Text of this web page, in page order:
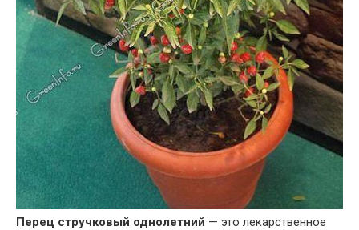
Перец стручковый однолетний — это лекарственное